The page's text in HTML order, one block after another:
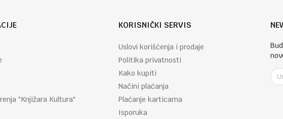
"Knjižara Kultura"
KORISNIČKI SERVIS
Uslovi korišćenja i prodaje
Politika privatnosti
Kako kupiti
Načini plaćanja
Plaćanje karticama
Isporuka